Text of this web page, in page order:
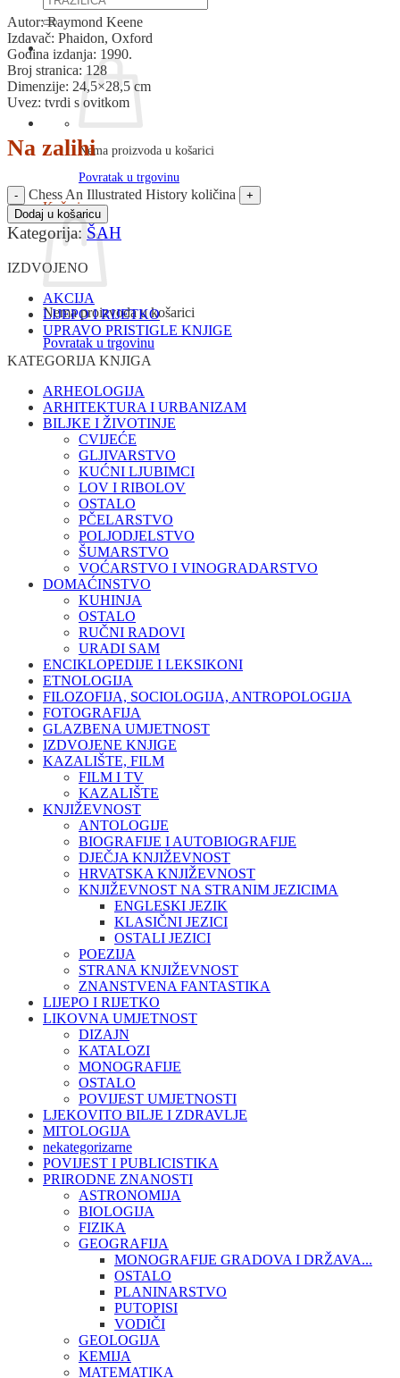
Nema proizvoda u košarici
Povratak u trgovinu
Košarica
Nema proizvoda u košarici
Povratak u trgovinu
Autor: Raymond Keene
Izdavač: Phaidon, Oxford
Godina izdanja: 1990.
Broj stranica: 128
Dimenzije: 24,5×28,5 cm
Uvez: tvrdi s ovitkom
Na zalihi
Chess An Illustrated History količina
Dodaj u košaricu
Kategorija: ŠAH
IZDVOJENO
AKCIJA
LIJEPO I RIJETKO
UPRAVO PRISTIGLE KNJIGE
KATEGORIJA KNJIGA
ARHEOLOGIJA
ARHITEKTURA I URBANIZAM
BILJKE I ŽIVOTINJE
CVIJEĆE
GLJIVARSTVO
KUĆNI LJUBIMCI
LOV I RIBOLOV
OSTALO
PČELARSTVO
POLJODJELSTVO
ŠUMARSTVO
VOĆARSTVO I VINOGRADARSTVO
DOMAĆINSTVO
KUHINJA
OSTALO
RUČNI RADOVI
URADI SAM
ENCIKLOPEDIJE I LEKSIKONI
ETNOLOGIJA
FILOZOFIJA, SOCIOLOGIJA, ANTROPOLOGIJA
FOTOGRAFIJA
GLAZBENA UMJETNOST
IZDVOJENE KNJIGE
KAZALIŠTE, FILM
FILM I TV
KAZALIŠTE
KNJIŽEVNOST
ANTOLOGIJE
BIOGRAFIJE I AUTOBIOGRAFIJE
DJEČJA KNJIŽEVNOST
HRVATSKA KNJIŽEVNOST
KNJIŽEVNOST NA STRANIM JEZICIMA
ENGLESKI JEZIK
KLASIČNI JEZICI
OSTALI JEZICI
POEZIJA
STRANA KNJIŽEVNOST
ZNANSTVENA FANTASTIKA
LIJEPO I RIJETKO
LIKOVNA UMJETNOST
DIZAJN
KATALOZI
MONOGRAFIJE
OSTALO
POVIJEST UMJETNOSTI
LJEKOVITO BILJE I ZDRAVLJE
MITOLOGIJA
nekategorizarne
POVIJEST I PUBLICISTIKA
PRIRODNE ZNANOSTI
ASTRONOMIJA
BIOLOGIJA
FIZIKA
GEOGRAFIJA
MONOGRAFIJE GRADOVA I DRŽAVA...
OSTALO
PLANINARSTVO
PUTOPISI
VODIČI
GEOLOGIJA
KEMIJA
MATEMATIKA